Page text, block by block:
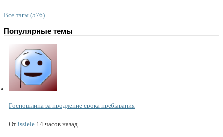
Все тэгы (576)
Популярные темы
Госпошлина за продление срока пребывания
От issiele 14 часов назад